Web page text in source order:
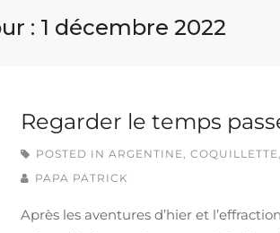
: 1 décembre 2022
Regarder le temps
POSTED IN ARGENTINE, COQUILLETTE,
PAPA PATRICK
Après les aventures d’hier et